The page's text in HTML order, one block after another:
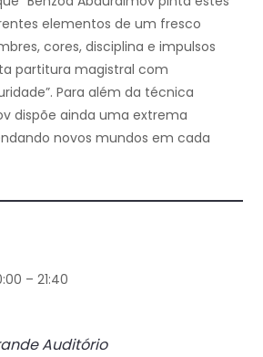
elementos de um fresco
cores, disciplina e impulsos
partitura magistral com
Para além da técnica
dispõe ainda uma extrema
novos mundos em cada
– 21:40
Auditório